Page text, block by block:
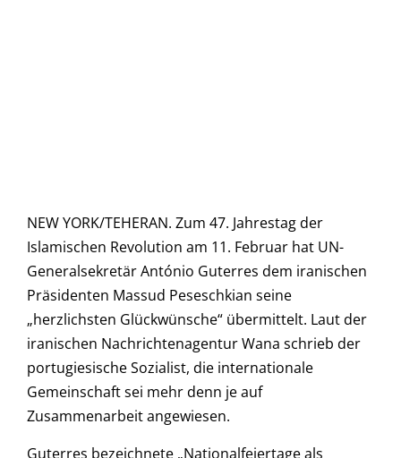
NEW YORK/TEHERAN. Zum 47. Jahrestag der
Islamischen Revolution am 11. Februar hat UN-
Generalsekretär António Guterres dem iranischen
Präsidenten Massud Peseschkian seine
„herzlichsten Glückwünsche“ übermittelt. Laut der
iranischen Nachrichtenagentur Wana schrieb der
portugiesische Sozialist, die internationale
Gemeinschaft sei mehr denn je auf
Zusammenarbeit angewiesen.
Guterres bezeichnete „Nationalfeiertage als